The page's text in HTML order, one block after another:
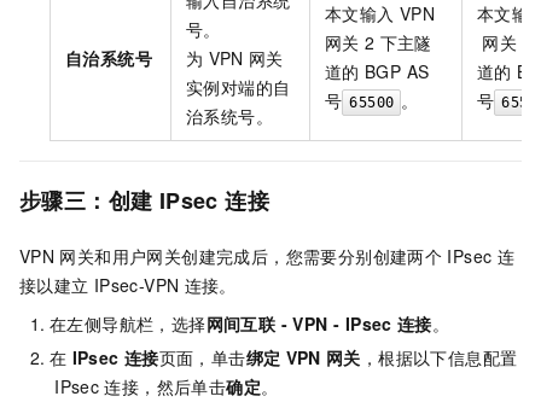
自治系统号
号。
为 VPN 网关
实例对端的自
治系统号。
本文输入 VPN
网关 2 下主隧
道的 BGP AS
号 65500 。
本文输
网关
道的
号
步骤三：创建 IPsec 连接
VPN 网关和用户网关创建完成后，您需要分别创建两个 IPsec 连
接以建立 IPsec-VPN 连接。
在左侧导航栏，选择网间互联 - VPN - IPsec 连接。
在 IPsec 连接页面，单击绑定 VPN 网关 ，根据以下信息配置
IPsec 连接，然后单击确定。